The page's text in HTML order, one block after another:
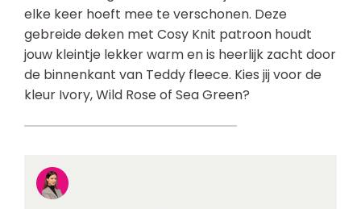
elke keer hoeft mee te verschonen. Deze
gebreide deken met Cosy Knit patroon houdt
jouw kleintje lekker warm en is heerlijk zacht door
de binnenkant van Teddy fleece. Kies jij voor de
kleur Ivory, Wild Rose of Sea Green?